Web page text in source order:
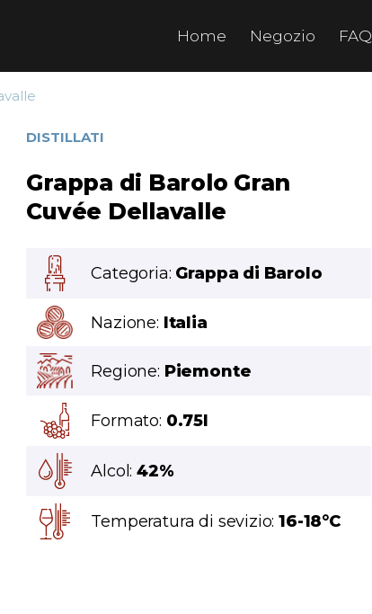
Home Negozio FAQ
DISTILLATI
Grappa di Barolo Gran
Cuvée Dellavalle
Categoria: Grappa di Barolo
Nazione: Italia
Regione: Piemonte
Formato: 0.75l
Alcol:42%
Temperatura di sevizio:16-18°C